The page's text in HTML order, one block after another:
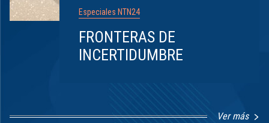
Especiales NTN24
FRONTERAS DE
INCERTIDUMBRE
Ver más